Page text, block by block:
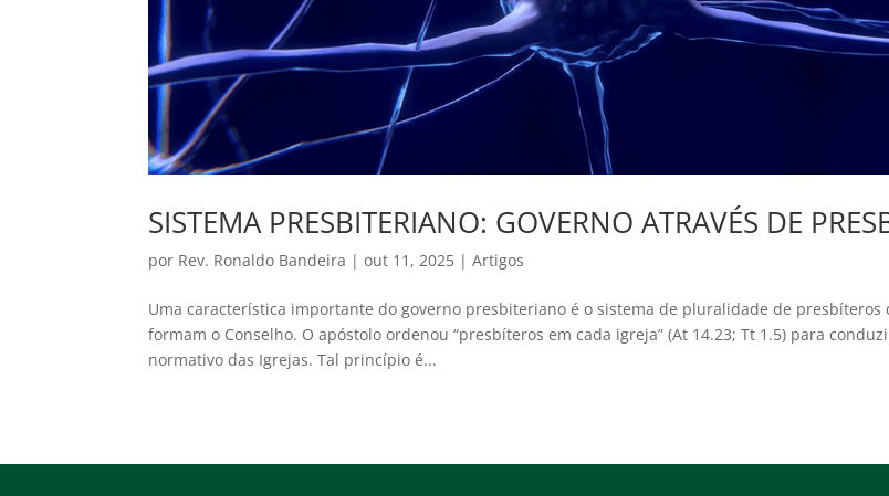
SISTEMA PRESBITERIANO: GOVERNO ATRAVÉS DE
por Rev. Ronaldo Bandeira |out 11, 2025 |Artigos
Uma característica importante do governo presbiteriano é o sistema de pluralidade de presbíteros
formam o Conselho. O apóstolo ordenou “presbíteros em cada igreja” (At 14.23; Tt 1.5) para
normativo das Igrejas. Tal princípio é...